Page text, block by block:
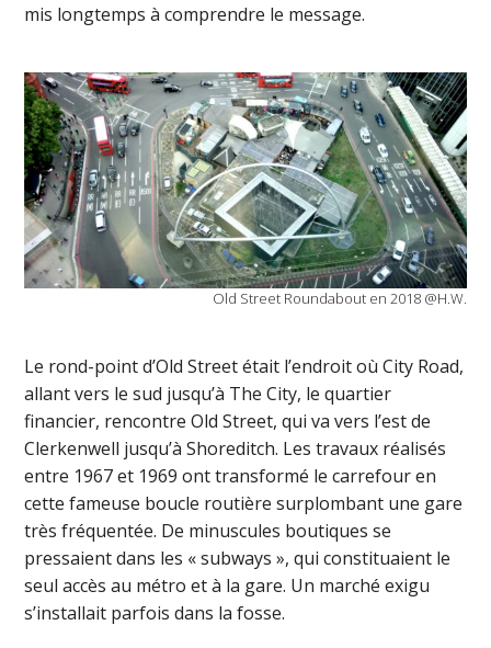
mis longtemps à comprendre le message.
Old Street Roundabout en 2018 @H.W.
Le rond-point d’Old Street était l’endroit où City Road,
allant vers le sud jusqu’à The City, le quartier
financier, rencontre Old Street, qui va vers l’est de
Clerkenwell jusqu’à Shoreditch. Les travaux réalisés
entre 1967 et 1969 ont transformé le carrefour en
cette fameuse boucle routière surplombant une gare
très fréquentée. De minuscules boutiques se
pressaient dans les « subways », qui constituaient le
seul accès au métro et à la gare. Un marché exigu
s’installait parfois dans la fosse.